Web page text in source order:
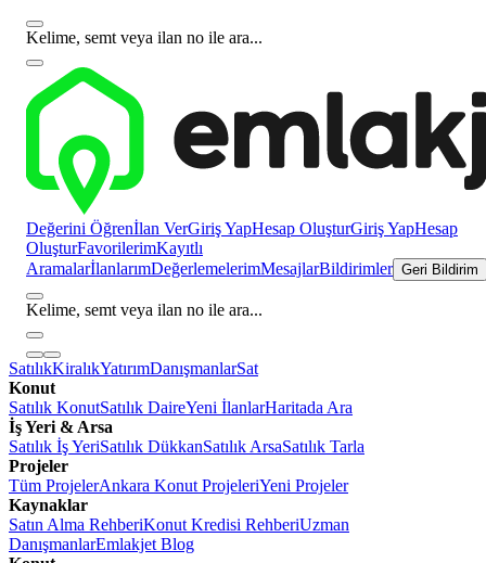
Kelime, semt veya ilan no ile ara...
Değerini Öğrenİlan VerGiriş YapHesap OluşturGiriş YapHesap
OluşturFavorilerimKayıtlı
AramalarİlanlarımDeğerlemelerimMesajlarBildirimler Geri Bildirim
Kelime, semt veya ilan no ile ara...
SatılıkKiralıkYatırımDanışmanlarSat
Konut
Satılık KonutSatılık DaireYeni İlanlarHaritada Ara
İş Yeri & Arsa
Satılık İş YeriSatılık DükkanSatılık ArsaSatılık Tarla
Projeler
Tüm ProjelerAnkara Konut ProjeleriYeni Projeler
Kaynaklar
Satın Alma RehberiKonut Kredisi RehberiUzman
DanışmanlarEmlakjet Blog